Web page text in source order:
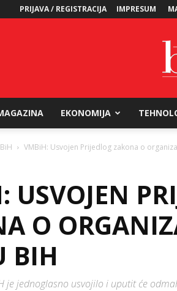
PRIJAVA / REGISTRACIJA IMPRESUM
EKONOMIJA
BiH VMBiH: Usvojen Prijedlog zakona o
USVOJEN
O
BIH
je jednoglasno usvojilo i uputit će